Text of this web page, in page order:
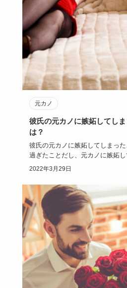
元カノ
彼氏の元カノに嫉妬してし
は？
彼氏の元カノに嫉妬してしまっ
過ぎたことだし、元カノに嫉妬
に、何だか心が…
2022年3月29日